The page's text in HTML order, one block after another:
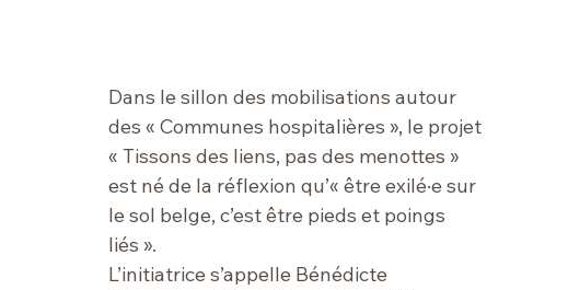
Dans le sillon des mobilisations autour
des « Communes hospitalières », le projet
« Tissons des liens, pas des menottes »
est né de la réflexion qu’« être exilé·e sur
le sol belge, c’est être pieds et poings
liés ».
L’initiatrice s’appelle Bénédicte